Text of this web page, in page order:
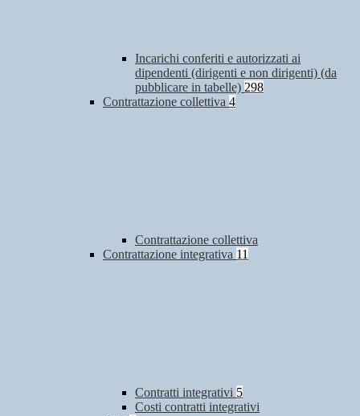
Incarichi conferiti e autorizzati ai
dipendenti (dirigenti e non dirigenti) (da
pubblicare in tabelle) 298
Contrattazione collettiva 4
Contrattazione collettiva
Contrattazione integrativa 11
Contratti integrativi 5
Costi contratti integrativi